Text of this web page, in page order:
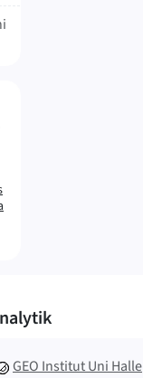
GEOInstitut Uni Halle